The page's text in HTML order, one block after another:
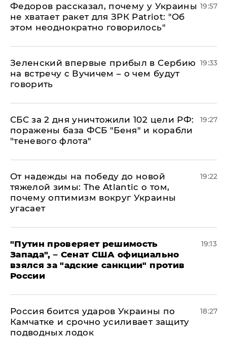
Федоров рассказал, почему у Украины
не хватает ракет для ЗРК Patriot: "Об
этом неоднократно говорилось"
19:57
Зеленский впервые прибыл в Сербию
на встречу с Вучичем – о чем будут
говорить
19:33
СБС за 2 дня уничтожили 102 цели РФ:
поражены база ФСБ "Беня" и корабли
"теневого флота"
19:27
От надежды на победу до новой
тяжелой зимы: The Atlantic о том,
почему оптимизм вокруг Украины
угасает
19:22
"Путин проверяет решимость
Запада", – Сенат США официально
взялся за "адские санкции" против
России
19:13
Россия боится ударов Украины по
Камчатке и срочно усиливает защиту
подводных лодок
18:27